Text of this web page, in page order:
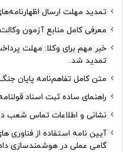
تمدید مهلت ارسال اظهارنامه‌های
معرفی کامل منابع آزمون وکالت 1405 کانون‌های وکلای دادگستری
تمدید شد.
متن کامل تفاهم‌نامه پایان
راهنمای ساده ثبت اسناد
نشانی و اطلاعات تماس شعب
آیین نامه استفاده از
گامی عملی در هوشمندسازی